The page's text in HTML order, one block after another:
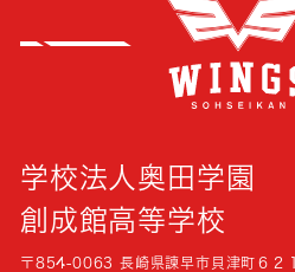
学校法人奥田学園
創成館高等学校
〒854-0063 長崎県諫早市貝津町６２１